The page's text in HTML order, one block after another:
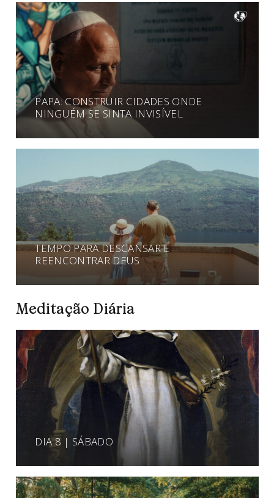
PAPA: CONSTRUIR CIDADES ONDE
NINGUÉM SE SINTA INVISÍVEL
TEMPO PARA DESCANSAR E
REENCONTRAR DEUS
Meditação Diária
DIA 8 | SÁBADO